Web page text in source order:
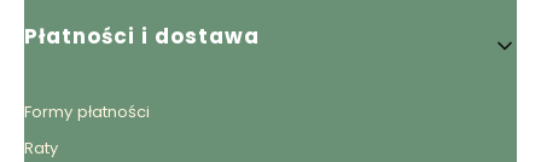
Płatności i dostawa
Formy płatności
Raty